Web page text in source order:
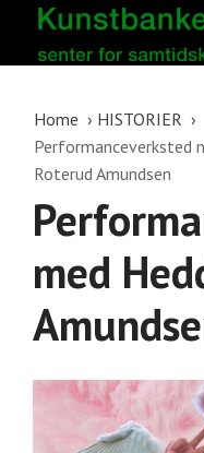
Home
HISTORIER
Performanceverksted
Roterud Amundsen
med